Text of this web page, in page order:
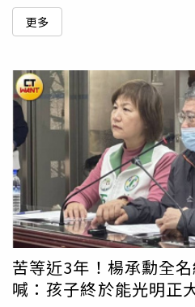
更多
苦等近3年！楊承勳全
喊：孩子終於能光明正